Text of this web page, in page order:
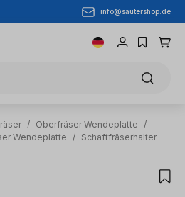
info@sautershop.de
/ Oberfräser Wendeplatte
/
Wendeplatte / Schaftfräserhalter